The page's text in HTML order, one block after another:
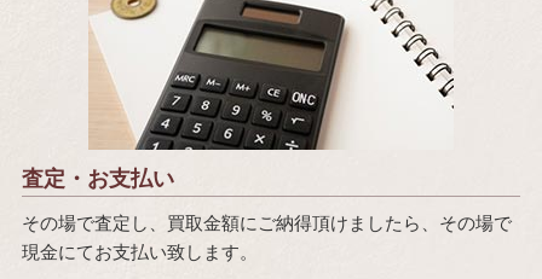
査定・お支払い
その場で査定し、買取金額にご納得頂けましたら、その場で
現金にてお支払い致します。